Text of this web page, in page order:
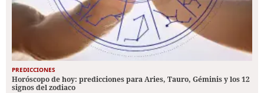
PREDICCIONES
Horóscopo de hoy: predicciones para Aries, Tauro, Géminis y los 12
signos del zodiaco